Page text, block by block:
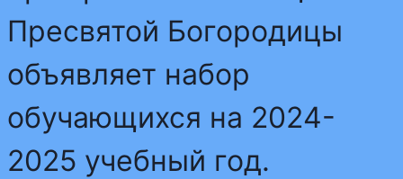
Пресвятой Богородицы
объявляет набор
обучающихся на 2024-
2025 учебный год.